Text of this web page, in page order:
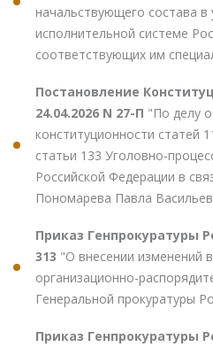
начальствующего состава в
исполнительной системе
соответствующих им
Постановление
24.04.2026 N 27-П "По делу
конституционности статей
статьи 133 Уголовно-
Российской Федерации в
Пономарева Павла
Приказ Генпрокуратуры
313 "О внесении изменений
организационно-
Генеральной прокуратуры
Приказ Генпрокуратуры